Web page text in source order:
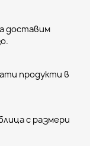
доставим
продукти в
с размери